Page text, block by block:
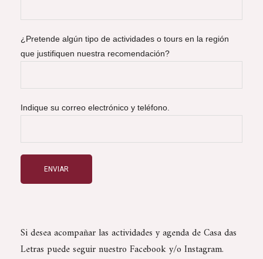
¿Pretende algún tipo de actividades o tours en la región
que justifiquen nuestra recomendación?
Indique su correo electrónico y teléfono.
Si desea acompañar las actividades y agenda de Casa das
Letras puede seguir nuestro Facebooky/o Instagram.